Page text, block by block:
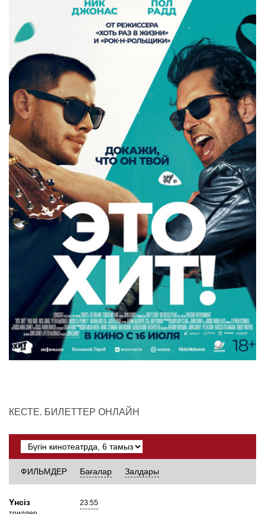
КЕСТЕ. БИЛЕТТЕР ОНЛАЙН
ФИЛЬМДЕР Бағалар Залдары
Yнсiз 23:55